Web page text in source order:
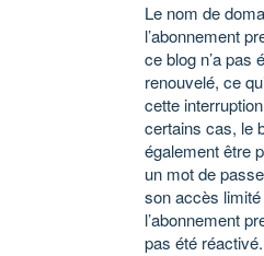
Le nom de
l’abonnement
ce blog n’a pas
renouvelé, ce
cette
certains cas, le
également être
un mot de
son accès
l’abonnement
pas été réactivé.